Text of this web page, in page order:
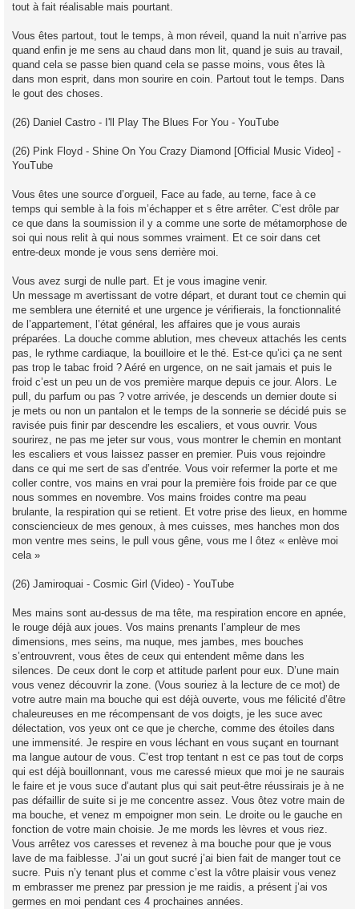
tout à fait réalisable mais pourtant.
Vous êtes partout, tout le temps, à mon réveil, quand la nuit n’arrive pas
quand enfin je me sens au chaud dans mon lit, quand je suis au travail,
quand cela se passe bien quand cela se passe moins, vous êtes là
dans mon esprit, dans mon sourire en coin. Partout tout le temps. Dans
le gout des choses.
(26) Daniel Castro - I'll Play The Blues For You - YouTube
(26) Pink Floyd - Shine On You Crazy Diamond [Official Music Video] -
YouTube
Vous êtes une source d’orgueil, Face au fade, au terne, face à ce
temps qui semble à la fois m’échapper et s être arrêter. C’est drôle par
ce que dans la soumission il y a comme une sorte de métamorphose de
soi qui nous relit à qui nous sommes vraiment. Et ce soir dans cet
entre-deux monde je vous sens derrière moi.
Vous avez surgi de nulle part. Et je vous imagine venir.
Un message m avertissant de votre départ, et durant tout ce chemin qui
me semblera une éternité et une urgence je vérifierais, la fonctionnalité
de l’appartement, l’état général, les affaires que je vous aurais
préparées. La douche comme ablution, mes cheveux attachés les cents
pas, le rythme cardiaque, la bouilloire et le thé. Est-ce qu’ici ça ne sent
pas trop le tabac froid ? Aéré en urgence, on ne sait jamais et puis le
froid c’est un peu un de vos première marque depuis ce jour. Alors. Le
pull, du parfum ou pas ? votre arrivée, je descends un dernier doute si
je mets ou non un pantalon et le temps de la sonnerie se décidé puis se
ravisée puis finir par descendre les escaliers, et vous ouvrir. Vous
sourirez, ne pas me jeter sur vous, vous montrer le chemin en montant
les escaliers et vous laissez passer en premier. Puis vous rejoindre
dans ce qui me sert de sas d’entrée. Vous voir refermer la porte et me
coller contre, vos mains en vrai pour la première fois froide par ce que
nous sommes en novembre. Vos mains froides contre ma peau
brulante, la respiration qui se retient. Et votre prise des lieux, en homme
consciencieux de mes genoux, à mes cuisses, mes hanches mon dos
mon ventre mes seins, le pull vous gêne, vous me l ôtez « enlève moi
cela »
(26) Jamiroquai - Cosmic Girl (Video) - YouTube
Mes mains sont au-dessus de ma tête, ma respiration encore en apnée,
le rouge déjà aux joues. Vos mains prenants l’ampleur de mes
dimensions, mes seins, ma nuque, mes jambes, mes bouches
s’entrouvrent, vous êtes de ceux qui entendent même dans les
silences. De ceux dont le corp et attitude parlent pour eux. D’une main
vous venez découvrir la zone. (Vous souriez à la lecture de ce mot) de
votre autre main ma bouche qui est déjà ouverte, vous me félicité d’être
chaleureuses en me récompensant de vos doigts, je les suce avec
délectation, vos yeux ont ce que je cherche, comme des étoiles dans
une immensité. Je respire en vous léchant en vous suçant en tournant
ma langue autour de vous. C’est trop tentant n est ce pas tout de corps
qui est déjà bouillonnant, vous me caressé mieux que moi je ne saurais
le faire et je vous suce d’autant plus qui sait peut-être réussirais je à ne
pas défaillir de suite si je me concentre assez. Vous ôtez votre main de
ma bouche, et venez m empoigner mon sein. Le droite ou le gauche en
fonction de votre main choisie. Je me mords les lèvres et vous riez.
Vous arrêtez vos caresses et revenez à ma bouche pour que je vous
lave de ma faiblesse. J’ai un gout sucré j’ai bien fait de manger tout ce
sucre. Puis n’y tenant plus et comme c’est la vôtre plaisir vous venez
m embrasser me prenez par pression je me raidis, a présent j’ai vos
germes en moi pendant ces 4 prochaines années.